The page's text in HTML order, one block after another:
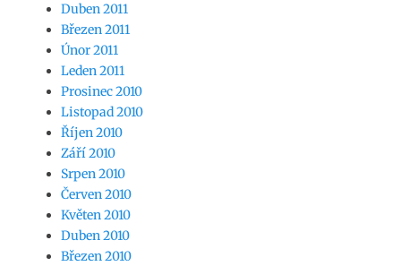
Duben 2011
Březen 2011
Únor 2011
Leden 2011
Prosinec 2010
Listopad 2010
Říjen 2010
Září 2010
Srpen 2010
Červen 2010
Květen 2010
Duben 2010
Březen 2010